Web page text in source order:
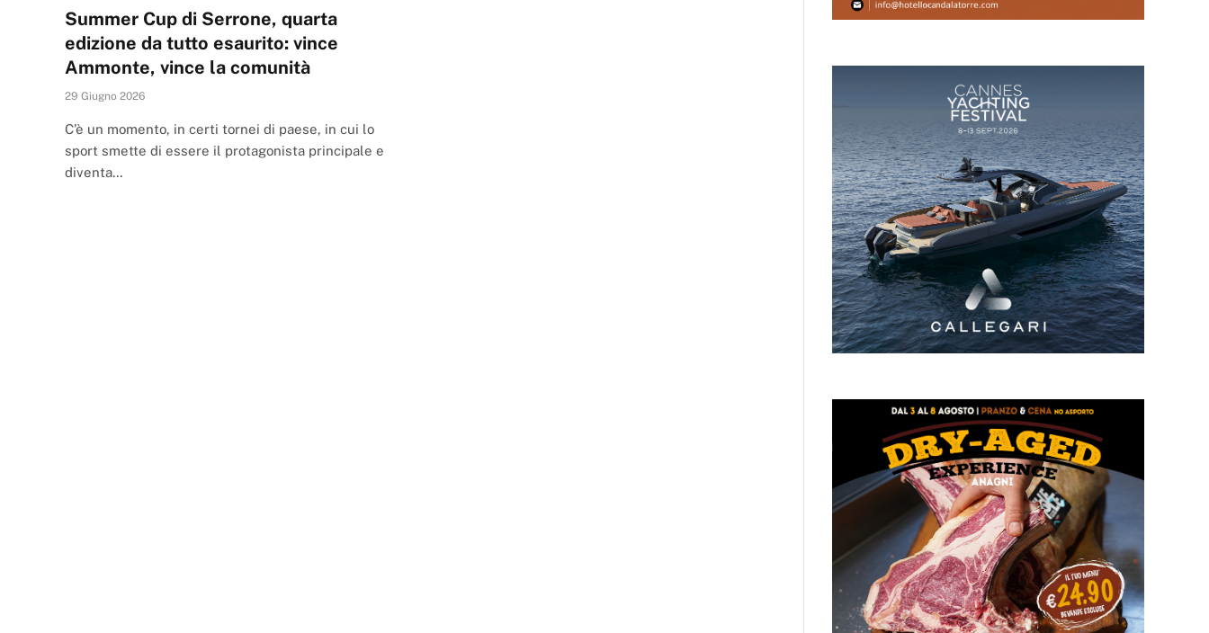
Summer Cup di Serrone, quarta
edizione da tutto esaurito: vince
Ammonte, vince la comunità
29 Giugno 2026
C’è un momento, in certi tornei di paese, in cui lo
sport smette di essere il protagonista principale e
diventa…